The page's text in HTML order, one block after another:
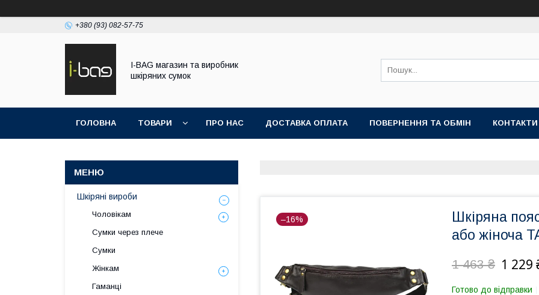
+380 (93) 082-57-75
I-BAG магазин та виробник
шкіряних сумок
ГОЛОВНА ТОВАРИ ПРО НАС ДОСТАВКА ОПЛАТА ПОВЕРНЕННЯ ТА ОБМІН КОНТАКТИ
–16%
Шкіряна
або жіноча
1 463 ₴ 1 229
Готово до відправки
Шкіряні вироби
Чоловікам
Сумки через плече
Сумки
Жінкам
Гаманці